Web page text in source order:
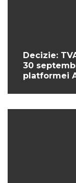
Decizie:
30
platformei